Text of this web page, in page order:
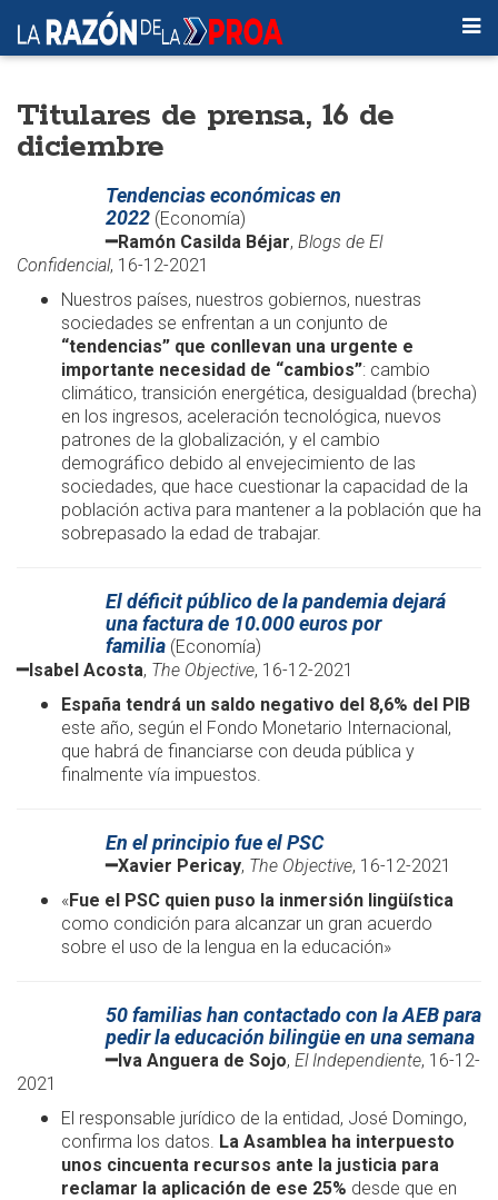
Titulares de prensa, 16 de
diciembre
Tendencias económicas en
2022 (Economía)
━Ramón Casilda Béjar, Blogs de El
Confidencial, 16-12-2021
Nuestros países, nuestros gobiernos, nuestras
sociedades se enfrentan a un conjunto de
“tendencias” que conllevan una urgente e
importante necesidad de “cambios”: cambio
climático, transición energética, desigualdad (brecha)
en los ingresos, aceleración tecnológica, nuevos
patrones de la globalización, y el cambio
demográfico debido al envejecimiento de las
sociedades, que hace cuestionar la capacidad de la
población activa para mantener a la población que ha
sobrepasado la edad de trabajar.
El déficit público de la pandemia dejará
una factura de 10.000 euros por
familia (Economía)
━Isabel Acosta, The Objective, 16-12-2021
España tendrá un saldo negativo del 8,6% del PIB
este año, según el Fondo Monetario Internacional,
que habrá de financiarse con deuda pública y
finalmente vía impuestos.
En el principio fue el PSC
━Xavier Pericay, The Objective, 16-12-2021
«Fue el PSC quien puso la inmersión lingüística
como condición para alcanzar un gran acuerdo
sobre el uso de la lengua en la educación»
50 familias han contactado con la AEB para
pedir la educación bilingüe en una semana
━Iva Anguera de Sojo, El Independiente, 16-12-
2021
El responsable jurídico de la entidad, José Domingo,
confirma los datos. La Asamblea ha interpuesto
unos cincuenta recursos ante la justicia para
reclamar la aplicación de ese 25% desde que en